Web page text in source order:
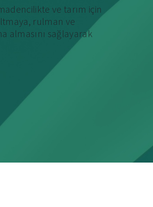
ve tarım için
rulman ve
almasını sağlayarak